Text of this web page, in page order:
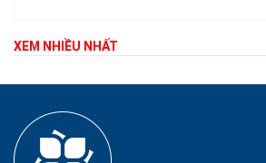
XEM NHIỀU NHẤT